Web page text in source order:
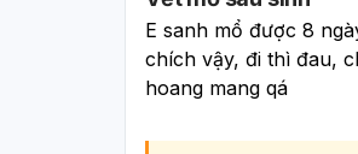
E sanh mổ được 8
chích vậy, đi thì đau,
hoang mang qá